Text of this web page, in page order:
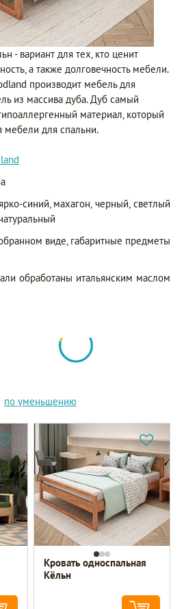
- вариант для тех, кто ценит
а также долговечность мебели.
производит мебель для
из массива дуба. Дуб самый
материал, который
мебели для спальни.
синий, махагон, черный, светлый
виде, габаритные предметы
обработаны итальянским маслом
по уменьшению
Кровать односпальная
Кёльн